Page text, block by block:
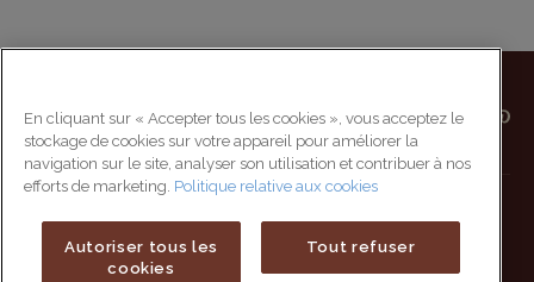
Contact Privacy beleid
En cliquant sur « Accepter tous les cookies », vous acceptez le
stockage de cookies sur votre appareil pour améliorer la
navigation sur le site, analyser son utilisation et contribuer à nos
efforts de marketing. Politique relative aux cookies
Autoriser tous les
cookies
Tout refuser